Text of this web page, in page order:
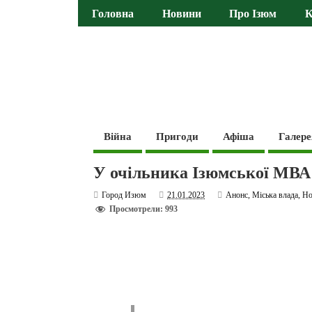
Головна Новини Про Ізюм
Війна Пригоди Афіша
У очільника Ізюмської МВА
Город Изюм 21.01.2023 Анонс,Міська влада,
Просмотрели: 993